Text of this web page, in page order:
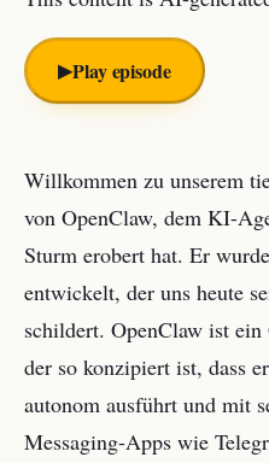
▶︎Play episode
Willkommen zu unserem
von OpenClaw, dem KI-
Sturm erobert hat. Er
entwickelt, der uns heute
schildert. OpenClaw ist
der so konzipiert ist, dass
autonom ausführt und mit
Messaging-Apps wie